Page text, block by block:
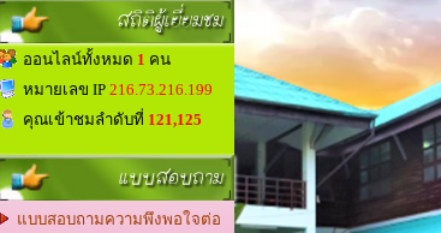
สถิติผู้เยี่ยมชม
ออนไลน์ทั้งหมด 1 คน
หมายเลข IP 216.73.216.199
คุณเข้าชมลำดับที่ 121,125
แบบสอบถาม
แบบสอบถามความพึงพอใจต่อ